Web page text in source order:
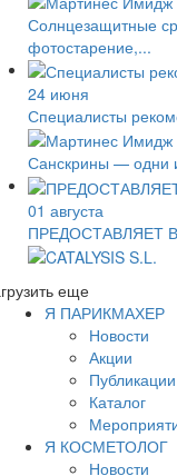
Солнцезащитные
фотостарение,...
24 июня
Специалисты
Санскрины — одни
01 августа
ПРЕДОСТАВЛЯЕТ
еще
Я ПАРИКМАХЕР
Новости
Акции
Публикации
Каталог
Я КОСМЕТОЛОГ
Новости